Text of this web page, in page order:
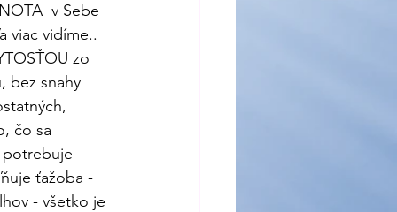
v Sebe
viac vidíme..
zo
bez snahy
čo sa
potrebuje
ťažoba -
- všetko je